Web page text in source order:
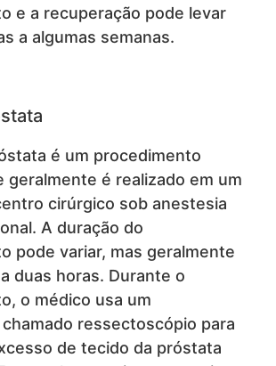
e a recuperação pode levar
a algumas semanas.
é um procedimento
geralmente é realizado em um
cirúrgico sob anestesia
A duração do
pode variar, mas geralmente
duas horas. Durante o
o médico usa um
ressectoscópio para
de tecido da próstata